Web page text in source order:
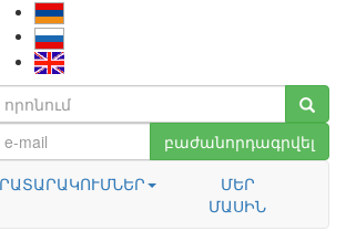
բաժանորդագրվել
ՄԵՐ
ՄԱՍԻՆ